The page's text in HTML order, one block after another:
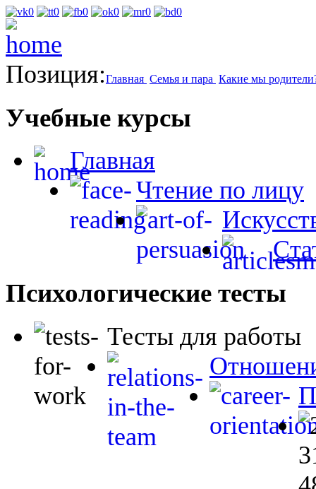
Позиция:Главная Семья и пара Какие мы
Учебные курсы
Главная
Чтение по лицу
Психологические тесты
Тесты для работы